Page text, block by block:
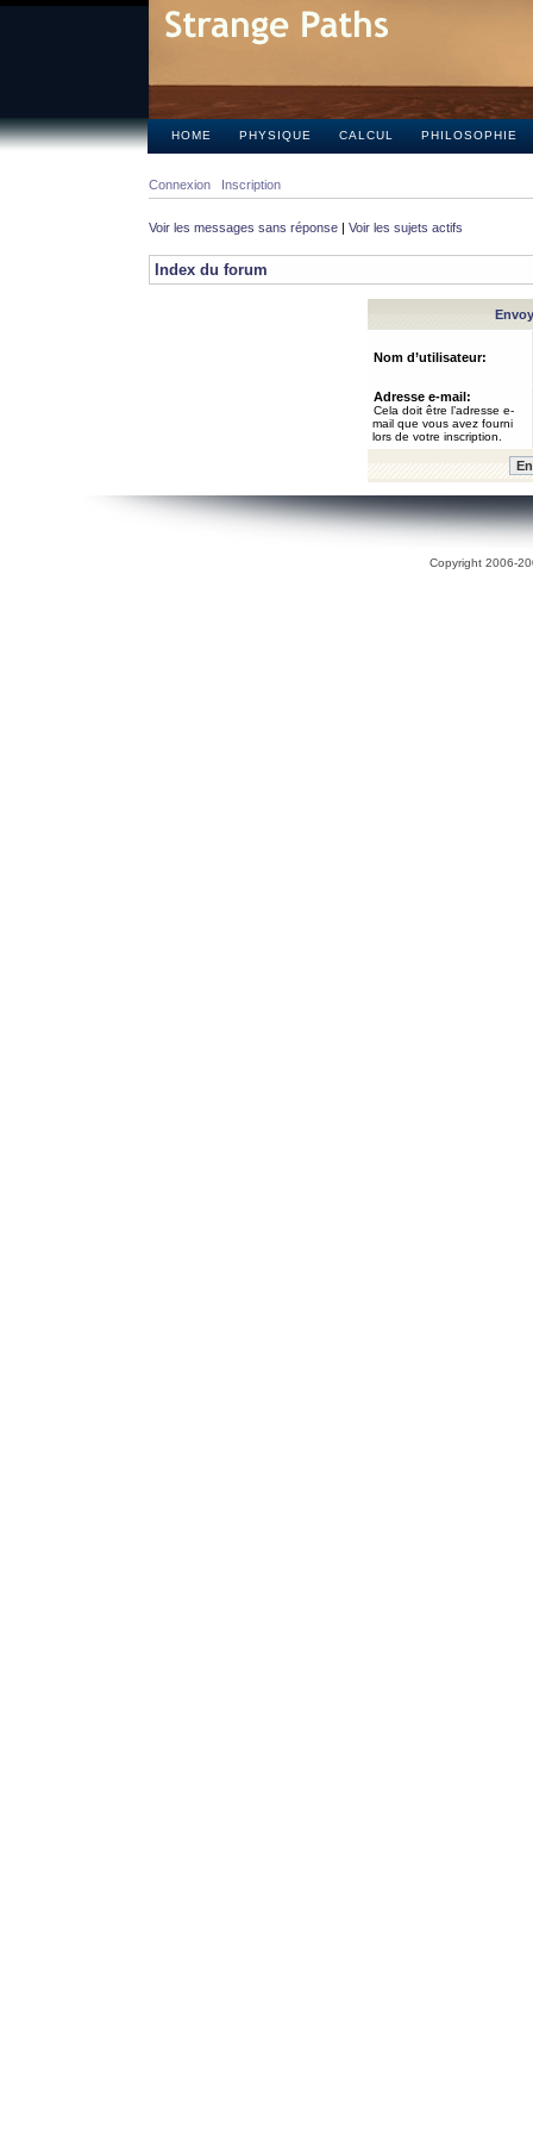
HOME PHYSIQUE CALCUL PHILOSOPHIE
Connexion Inscription
Voir les messages sans réponse | Voir les sujets actifs
Index du forum
Nom d’utilisateur:
Adresse e-mail:
Cela doit être l’adresse e-
mail que vous avez fourni
lors de votre inscription.
Copyright 2006-